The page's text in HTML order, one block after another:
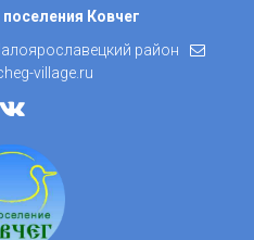
Skip
content
Ковчег
район
village.ru